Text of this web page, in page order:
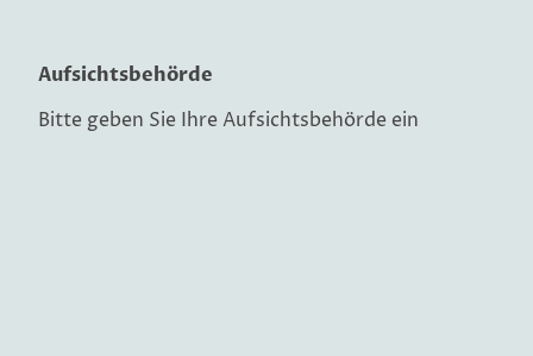
Aufsichtsbehörde
Bitte geben Sie Ihre Aufsichtsbehörde ein